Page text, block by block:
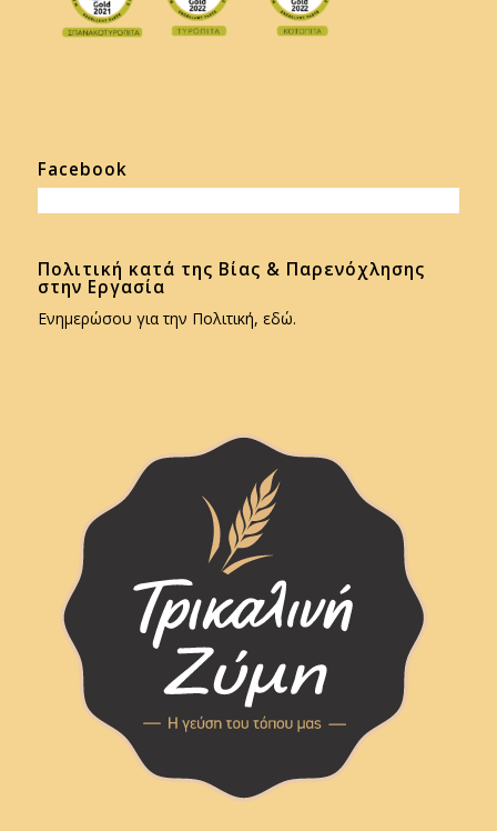
Facebook
Πολιτική κατά της Βίας & Παρενόχλησης
στην Εργασία
Ενημερώσου για την Πολιτική, εδώ.